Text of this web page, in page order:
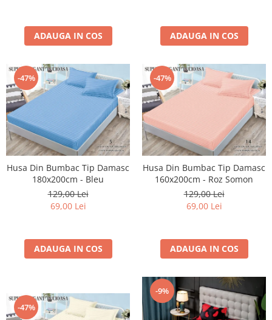
ADAUGA IN COS ADAUGA IN COS
-47%
Husa Din Bumbac Tip Damasc
180x200cm - Bleu
129,00 Lei
69,00 Lei
ADAUGA IN COS
-47%
Husa Din Bumbac Tip Damasc
160x200cm - Roz Somon
129,00 Lei
69,00 Lei
ADAUGA IN COS
-47%
-9%